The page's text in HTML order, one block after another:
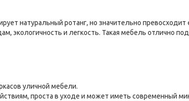
натуральный ротанг, но значительно превосходит
экологичность и легкость. Такая мебель отлично
уличной мебели.
проста в уходе и может иметь современный